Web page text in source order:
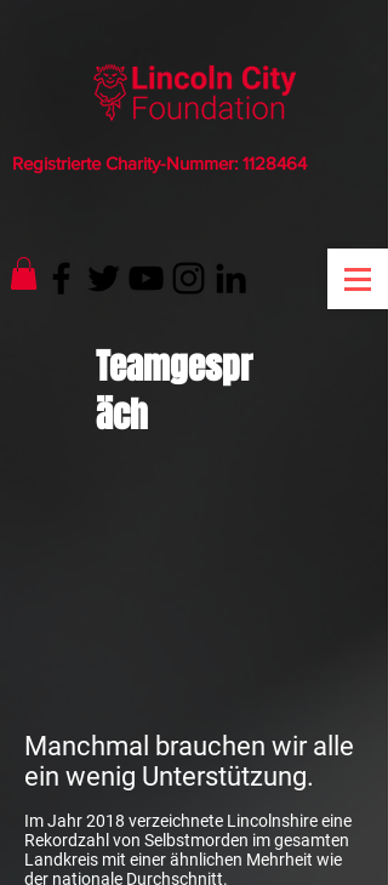
Registrierte Charity-Nummer: 1128464
Teamgespr
äch
Manchmal brauchen wir alle
ein wenig Unterstützung.
Im Jahr 2018 verzeichnete Lincolnshire eine
Rekordzahl von Selbstmorden im gesamten
Landkreis mit einer ähnlichen Mehrheit wie
der nationale Durchschnitt.